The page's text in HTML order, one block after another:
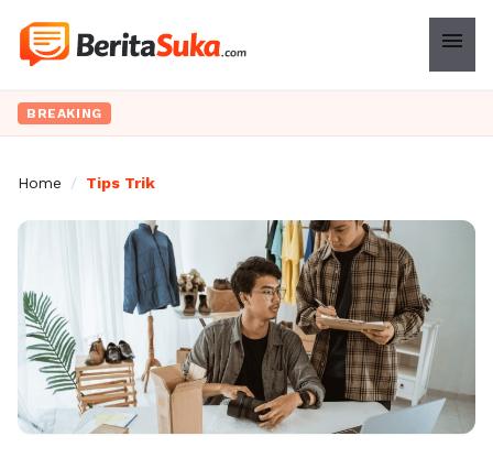
menu
BREAKING
Home / Tips Trik